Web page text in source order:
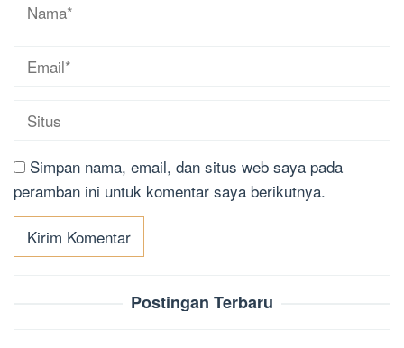
Simpan nama, email, dan situs web saya pada
peramban ini untuk komentar saya berikutnya.
Postingan Terbaru